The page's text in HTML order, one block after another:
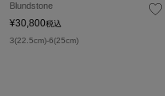
Blundstone
¥30,800税込
3(22.5cm)-6(25cm)